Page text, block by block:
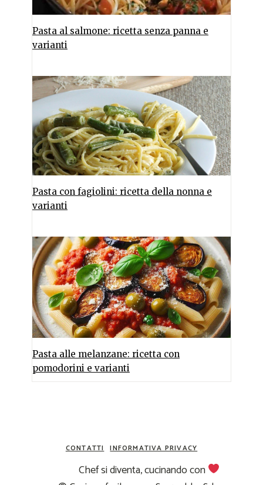
Pasta al salmone: ricetta senza panna e
varianti
Pasta con fagiolini: ricetta della nonna e
varianti
Pasta alle melanzane: ricetta con
pomodorini e varianti
CONTATTI INFORMATIVA PRIVACY
Chef si diventa, cucinando con